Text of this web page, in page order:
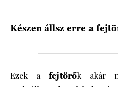
Készen állsz erre a
Ezek a fejtörők akár